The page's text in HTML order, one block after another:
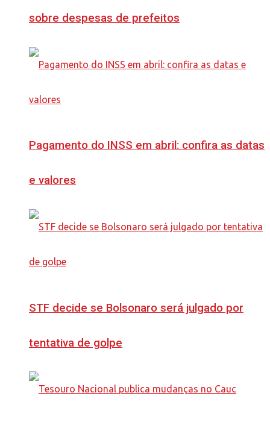
sobre despesas de prefeitos
Pagamento do INSS em abril: confira as datas
e valores
STF decide se Bolsonaro será julgado por
tentativa de golpe